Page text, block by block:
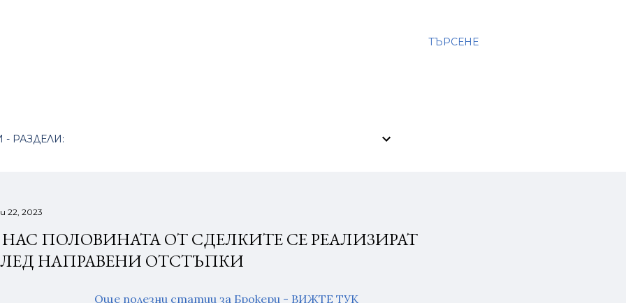
ТЪРСЕНЕ
- РАЗДЕЛИ:
22, 2023
НАС ПОЛОВИНАТА ОТ СДЕЛКИТЕ СЕ РЕАЛИЗИРАТ
НАПРАВЕНИ ОТСТЪПКИ
Още полезни статии за Брокери - ВИЖТЕ ТУК